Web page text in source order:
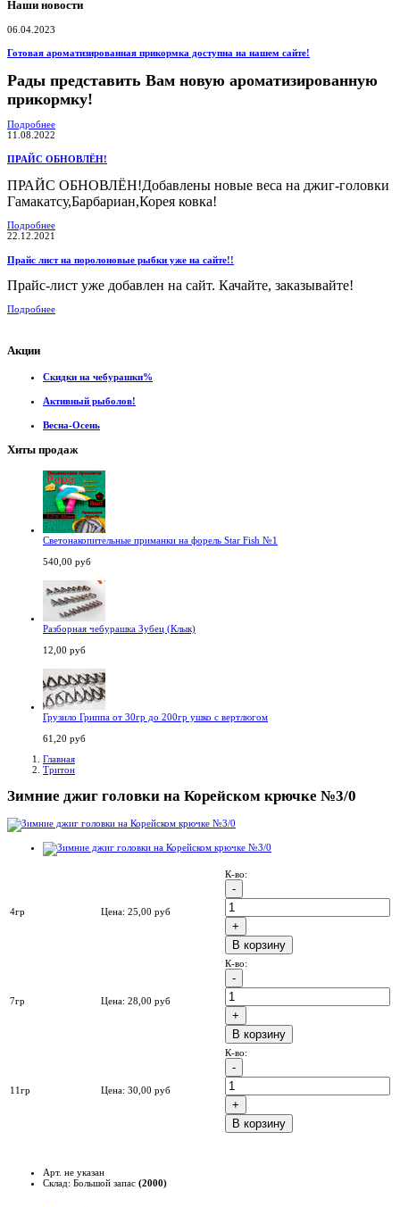
Наши новости
06.04.2023
Готовая ароматизированная прикормка доступна на нашем сайте!
Рады представить Вам новую ароматизированную
прикормку!
Подробнее
11.08.2022
ПРАЙС ОБНОВЛЁН!
ПРАЙС ОБНОВЛЁН!Добавлены новые веса на джиг-головки
Гамакатсу,Барбариан,Корея ковка!
Подробнее
22.12.2021
Прайс лист на поролоновые рыбки уже на сайте!!
Прайс-лист уже добавлен на сайт. Качайте, заказывайте!
Подробнее
Акции
Скидки на чебурашки%
Активный рыболов!
Весна-Осень
Хиты продаж
Светонакопительные приманки на форель Star Fish №1
540,00 руб
Разборная чебурашка Зубец (Клык)
12,00 руб
Грузило Гриппа от 30гр до 200гр ушко с вертлюгом
61,20 руб
Главная
Тритон
Зимние джиг головки на Корейском крючке №3/0
4гр Цена: 25,00 руб
К-во:
B корзину
7гр Цена: 28,00 руб
К-во:
B корзину
11гр Цена: 30,00 руб
К-во:
B корзину
Арт. не указан
Склад: Большой запас (2000)